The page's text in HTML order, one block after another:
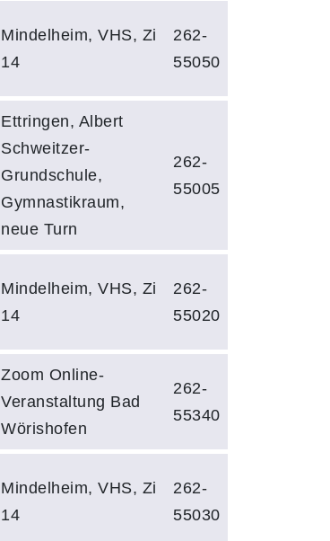
Mindelheim, VHS, Zi
14
262-
55050
Ettringen, Albert
Schweitzer-
Grundschule,
Gymnastikraum,
neue Turn
262-
55005
Mindelheim, VHS, Zi
14
262-
55020
Zoom Online-
Veranstaltung Bad
Wörishofen
262-
55340
Mindelheim, VHS, Zi
14
262-
55030